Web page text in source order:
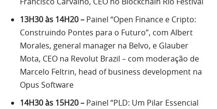
13H30 às 14H20 – Painel “Open Finance e Cripto:
Construindo Pontes para o Futuro”, com Albert
Morales, general manager na Belvo, e Glauber
Mota, CEO na Revolut Brazil – com moderação de
Marcelo Feltrin, head of business development na
Opus Software
14H30 às 15H20 – Painel “PLD: Um Pilar Essencial